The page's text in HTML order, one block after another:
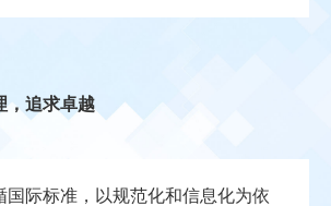
，追求卓越
国际标准，以规范化和信息化为依